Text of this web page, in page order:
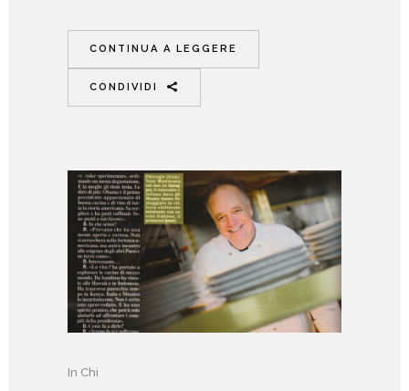
CONTINUA A LEGGERE
CONDIVIDI
In Chi